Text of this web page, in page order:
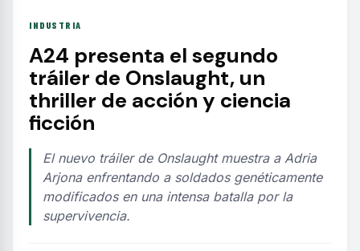
INDUSTRIA
A24 presenta el segundo
tráiler de Onslaught, un
thriller de acción y ciencia
ficción
El nuevo tráiler de Onslaught muestra a Adria
Arjona enfrentando a soldados genéticamente
modificados en una intensa batalla por la
supervivencia.